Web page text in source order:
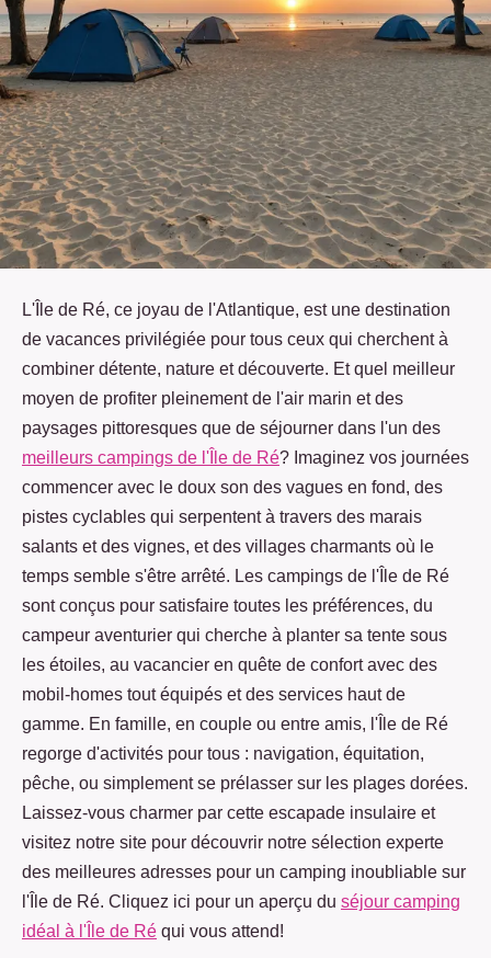
L'Île de Ré, ce joyau de l'Atlantique, est une destination
de vacances privilégiée pour tous ceux qui cherchent à
combiner détente, nature et découverte. Et quel meilleur
moyen de profiter pleinement de l'air marin et des
paysages pittoresques que de séjourner dans l'un des
meilleurs campings de l'Île de Ré? Imaginez vos journées
commencer avec le doux son des vagues en fond, des
pistes cyclables qui serpentent à travers des marais
salants et des vignes, et des villages charmants où le
temps semble s'être arrêté. Les campings de l'Île de Ré
sont conçus pour satisfaire toutes les préférences, du
campeur aventurier qui cherche à planter sa tente sous
les étoiles, au vacancier en quête de confort avec des
mobil-homes tout équipés et des services haut de
gamme. En famille, en couple ou entre amis, l'Île de Ré
regorge d'activités pour tous : navigation, équitation,
pêche, ou simplement se prélasser sur les plages dorées.
Laissez-vous charmer par cette escapade insulaire et
visitez notre site pour découvrir notre sélection experte
des meilleures adresses pour un camping inoubliable sur
l'Île de Ré. Cliquez ici pour un aperçu du séjour camping
idéal à l'Île de Ré qui vous attend!